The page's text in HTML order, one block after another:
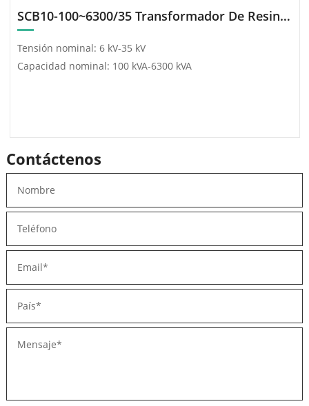
SCB10-100~6300/35 Transformador De Resina Fundida Tipo Seco Amorfo Serie
Tensión nominal: 6 kV-35 kV
Capacidad nominal: 100 kVA-6300 kVA
Contáctenos